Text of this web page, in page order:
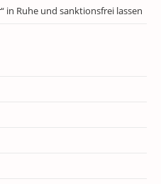
in Ruhe und sanktionsfrei lassen